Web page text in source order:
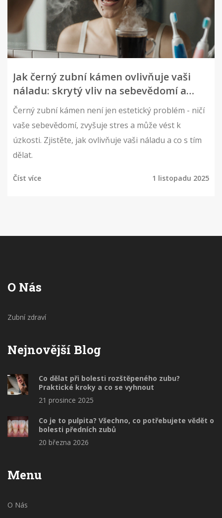
Jak černý zubní kámen ovlivňuje vaši
náladu: skrytý vliv na sebevědomí a
psychiku
Černý zubní kámen není jen estetický problém - ničí
vaše sebevědomí, zvyšuje stres a může vést k
úzkosti. Zjistěte, jak ovlivňuje vaši náladu a co s tím
dělat.
Číst více 1 listopadu 2025
O Nás
Zubní zdraví
Nejnovější Blog
Co dělat při bolesti rozštěpeného zubu?
Praktické kroky a co se vyhnout
21 prosince 2025
Co je to pulpita? Všechno, co potřebujete vědět o
bolesti předních zubů
20 března 2026
Menu
O Nás